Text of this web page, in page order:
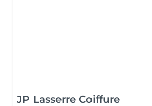
JP Lasserre Coiffure